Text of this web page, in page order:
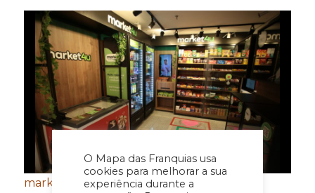
O Mapa das Franquias usa
cookies para melhorar a sua
experiência durante a
market4u fecha primeiro semestre com